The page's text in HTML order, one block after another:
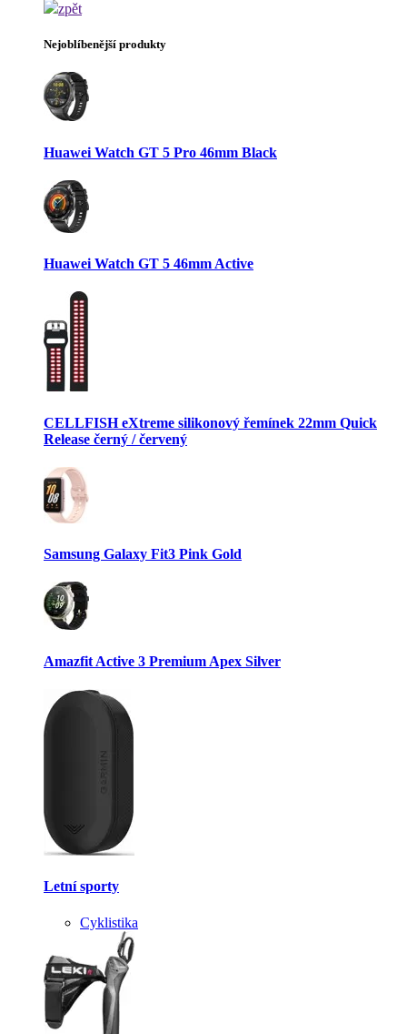
zpět
Nejoblíbenější produkty
Huawei Watch GT 5 Pro 46mm Black
Huawei Watch GT 5 46mm Active
CELLFISH eXtreme silikonový řemínek 22mm Quick
Release černý / červený
Samsung Galaxy Fit3 Pink Gold
Amazfit Active 3 Premium Apex Silver
Letní sporty
Cyklistika